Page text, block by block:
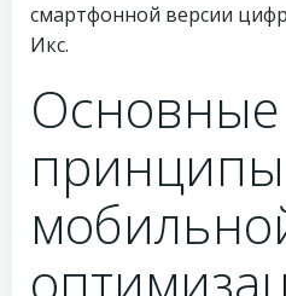
смартфонной версии
Икс.
Основные
принципы